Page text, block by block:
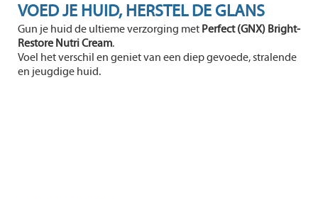
VOED JE HUID, HERSTEL DE GLANS
Gun je huid de ultieme verzorging met Perfect (GNX) Bright-
Restore Nutri Cream.
Voel het verschil en geniet van een diep gevoede, stralende
en jeugdige huid.